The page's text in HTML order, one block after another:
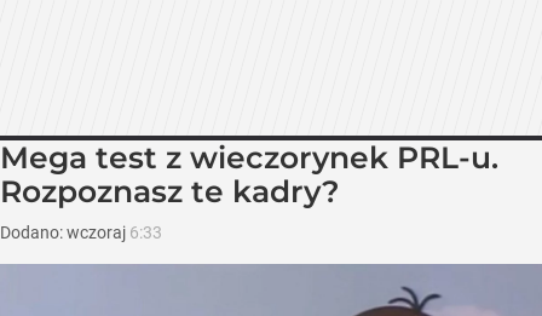
Mega test z wieczorynek PRL-u.
Rozpoznasz te kadry?
Dodano:wczoraj 6:33